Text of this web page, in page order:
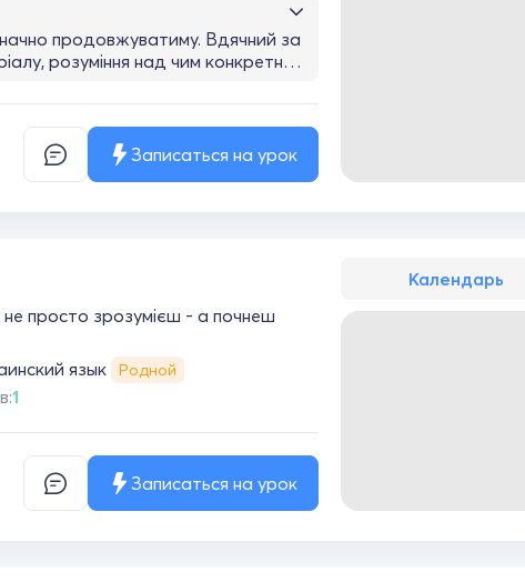
продовжуватиму. Вдячний за
розуміння над чим конкретно
Записаться на урок
просто зрозумієш - а почнеш
язык Родной
1
Записаться на урок
Календарь